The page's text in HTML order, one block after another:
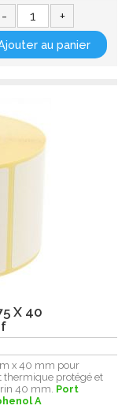
- +
au panier
X 40
x 40 mm pour
thermique protégé et
40 mm. Port
A